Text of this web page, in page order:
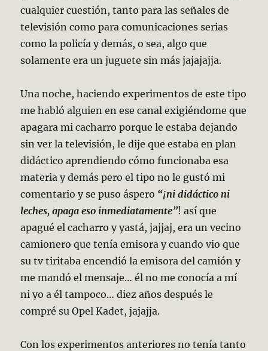
cualquier cuestión, tanto para las señales de
televisión como para comunicaciones serias
como la policía y demás, o sea, algo que
solamente era un juguete sin más jajajajja.
Una noche, haciendo experimentos de este tipo
me habló alguien en ese canal exigiéndome que
apagara mi cacharro porque le estaba dejando
sin ver la televisión, le dije que estaba en plan
didáctico aprendiendo cómo funcionaba esa
materia y demás pero el tipo no le gustó mi
comentario y se puso áspero “¡ni didáctico ni
leches, apaga eso inmediatamente”! así que
apagué el cacharro y yastá, jajjaj, era un vecino
camionero que tenía emisora y cuando vio que
su tv tiritaba encendió la emisora del camión y
me mandó el mensaje… él no me conocía a mí
ni yo a él tampoco… diez años después le
compré su Opel Kadet, jajajja.
Con los experimentos anteriores no tenía tanto